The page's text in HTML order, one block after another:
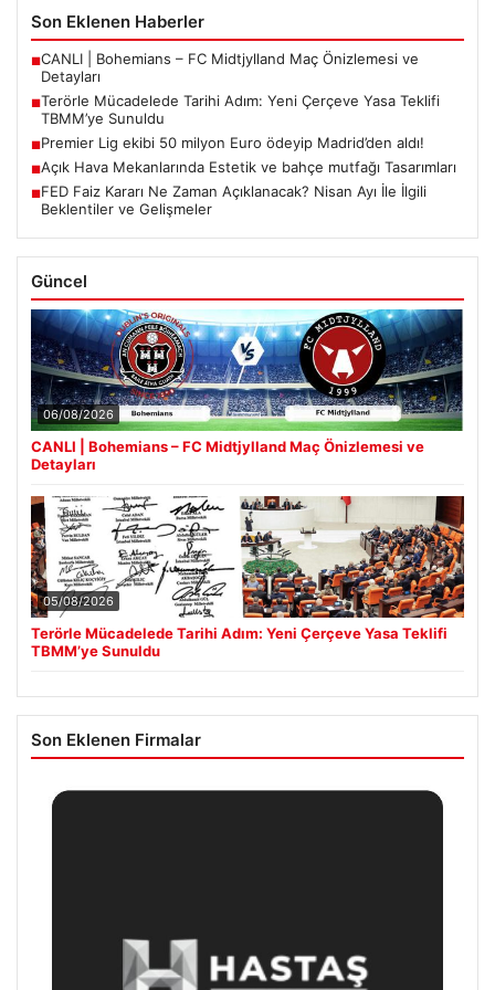
Son Eklenen Haberler
■CANLI | Bohemians – FC Midtjylland Maç Önizlemesi ve
Detayları
■Terörle Mücadelede Tarihi Adım: Yeni Çerçeve Yasa Teklifi
TBMM’ye Sunuldu
■Premier Lig ekibi 50 milyon Euro ödeyip Madrid’den aldı!
■Açık Hava Mekanlarında Estetik ve bahçe mutfağı Tasarımları
■FED Faiz Kararı Ne Zaman Açıklanacak? Nisan Ayı İle İlgili
Beklentiler ve Gelişmeler
Güncel
06/08/2026
CANLI | Bohemians – FC Midtjylland Maç Önizlemesi ve
Detayları
05/08/2026
Terörle Mücadelede Tarihi Adım: Yeni Çerçeve Yasa Teklifi
TBMM’ye Sunuldu
Son Eklenen Firmalar